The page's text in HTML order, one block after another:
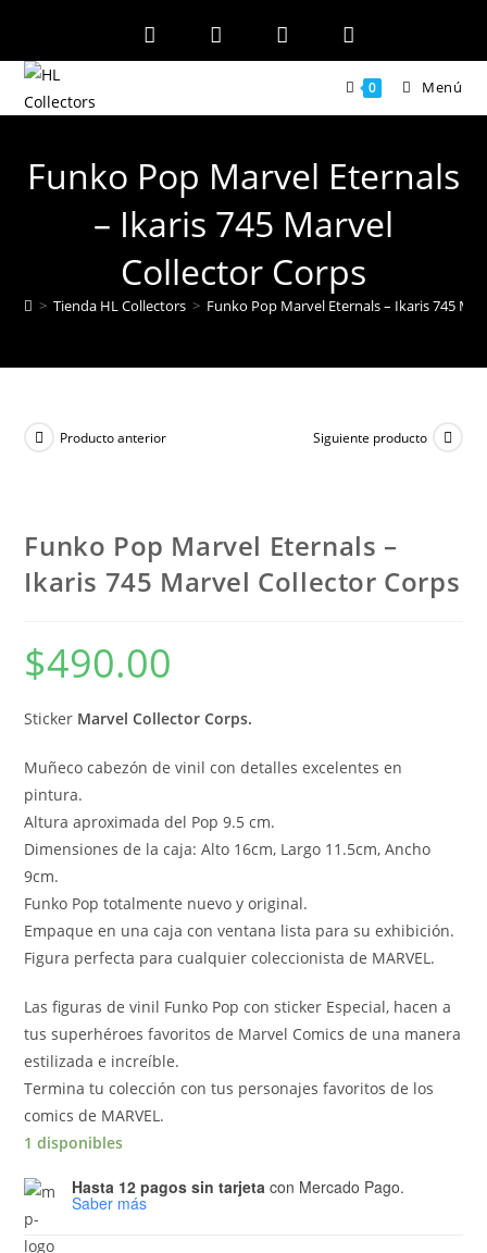
contenido
0 Menú
Funko Pop Marvel Eternals
– Ikaris 745 Marvel
Collector Corps
> Tienda HL Collectors > Funko Pop Marvel Eternals – Ikaris 745
Producto anterior Siguiente producto
Funko Pop Marvel Eternals –
Ikaris 745 Marvel Collector Corps
$490.00
Sticker Marvel Collector Corps.
Muñeco cabezón de vinil con detalles excelentes en
pintura.
Altura aproximada del Pop 9.5 cm.
Dimensiones de la caja: Alto 16cm, Largo 11.5cm, Ancho
9cm.
Funko Pop totalmente nuevo y original.
Empaque en una caja con ventana lista para su exhibición.
Figura perfecta para cualquier coleccionista de MARVEL.
Las figuras de vinil Funko Pop con sticker Especial, hacen a
tus superhéroes favoritos de Marvel Comics de una manera
estilizada e increíble.
Termina tu colección con tus personajes favoritos de los
comics de MARVEL.
1 disponibles
Hasta 12 pagos sin tarjeta con Mercado Pago.
Saber más